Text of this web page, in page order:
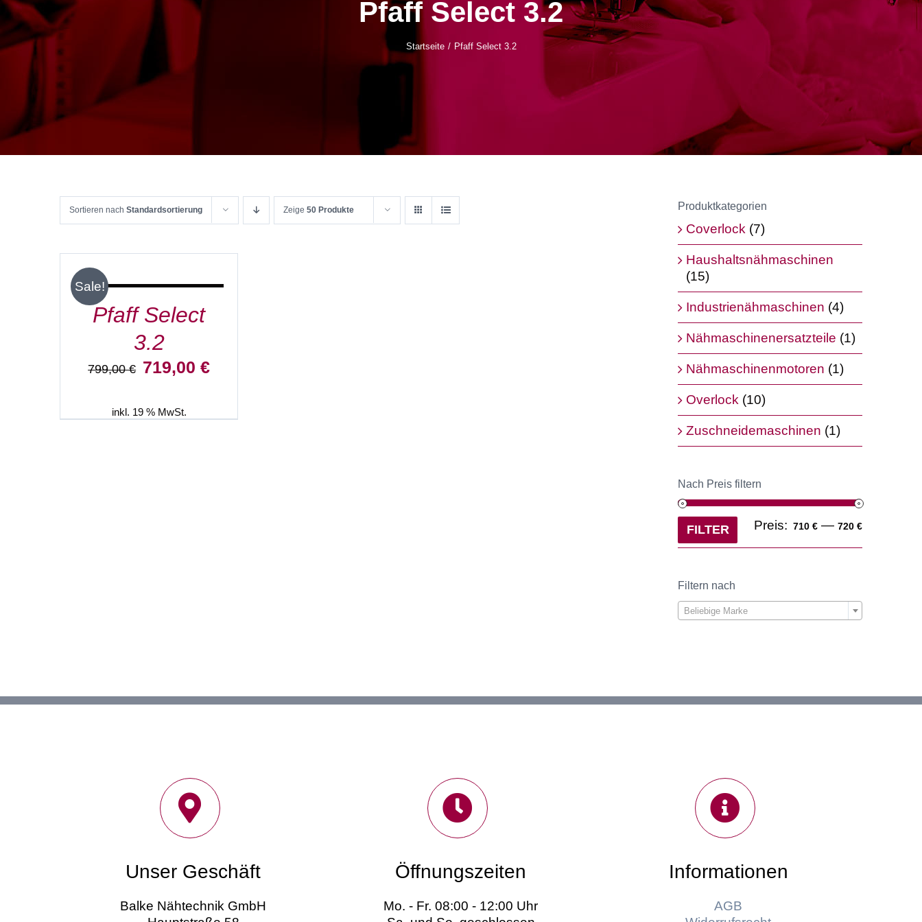
Pfaff Select 3.2
Startseite Pfaff Select 3.2
Sortieren nach Standardsortierung Zeige 50 Produkte
Sale!
Pfaff Select
3.2
799,00€ Ursprünglicher
799,00 €
719,00€Aktueller
inkl. 19 % MwSt.
Produktkategorien
Coverlock (7)
Haushaltsnähmaschinen
(15)
Industrienähmaschinen (4)
Nähmaschinenersatzteile (1)
Nähmaschinenmotoren (1)
Overlock (10)
Zuschneidemaschinen (1)
Nach Preis filtern
Min.
Max.
FILTER Preis: 710 € — 720 €
Filtern nach
Beliebige Marke
Unser Geschäft
Balke Nähtechnik GmbH
Öffnungszeiten
Mo. - Fr. 08:00 - 12:00 Uhr
Informationen
AGB